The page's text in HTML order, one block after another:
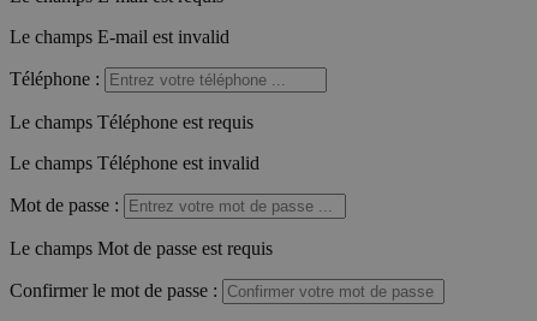
Le champs E-mail est invalid
Téléphone :
Le champs Téléphone est requis
Le champs Téléphone est invalid
Mot de passe :
Le champs Mot de passe est requis
Confirmer le mot de passe :